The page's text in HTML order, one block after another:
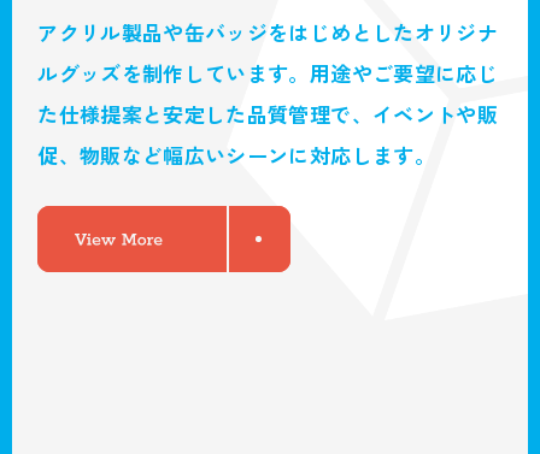
アクリル製品や缶バッジをはじめとしたオリジナ
ルグッズを制作しています。用途やご要望に応じ
た仕様提案と安定した品質管理で、イベントや販
促、物販など幅広いシーンに対応します。